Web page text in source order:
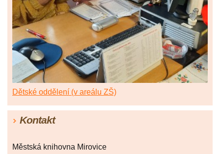
Dětské oddělení (v areálu ZŠ)
Kontakt
Městská knihovna Mirovice